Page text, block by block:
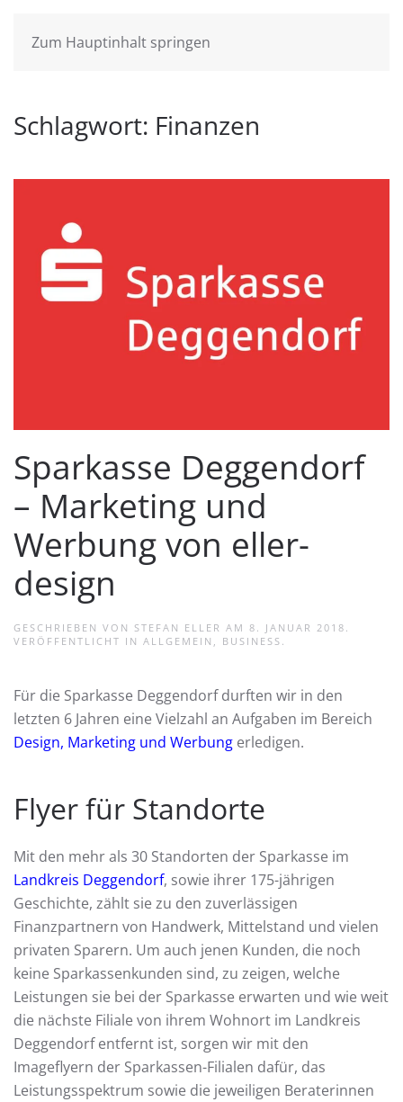
Zum Hauptinhalt springen
Schlagwort: Finanzen
Sparkasse Deggendorf
– Marketing und
Werbung von eller-
design
GESCHRIEBEN VON STEFAN ELLER AM 8. JANUAR 2018
VERÖFFENTLICHT IN ALLGEMEIN BUSINESS
Für die Sparkasse Deggendorf durften wir in den
letzten 6 Jahren eine Vielzahl an Aufgaben im Bereich
Design, Marketing und Werbung erledigen.
Flyer für Standorte
Mit den mehr als 30 Standorten der Sparkasse im
Landkreis Deggendorf, sowie ihrer 175-jährigen
Geschichte, zählt sie zu den zuverlässigen
Finanzpartnern von Handwerk, Mittelstand und vielen
privaten Sparern. Um auch jenen Kunden, die noch
keine Sparkassenkunden sind, zu zeigen, welche
Leistungen sie bei der Sparkasse erwarten und wie weit
die nächste Filiale von ihrem Wohnort im Landkreis
Deggendorf entfernt ist, sorgen wir mit den
Imageflyern der Sparkassen-Filialen dafür, das
Leistungsspektrum sowie die jeweiligen Beraterinnen